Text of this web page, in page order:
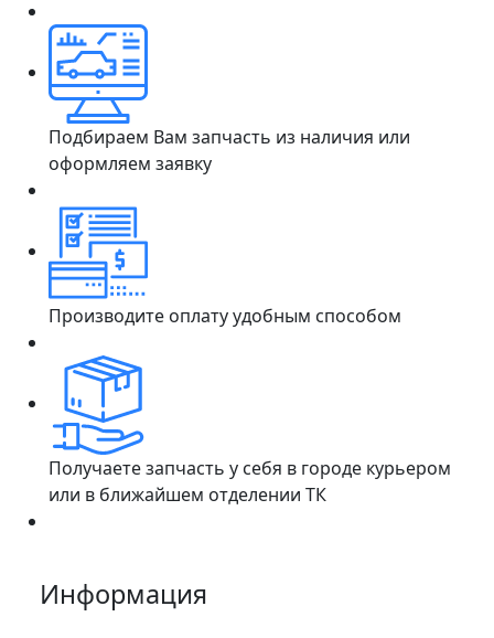
Подбираем Вам запчасть из наличия или
оформляем заявку
Производите оплату удобным способом
Получаете запчасть у себя в городе курьером
или в ближайшем отделении ТК
Информация